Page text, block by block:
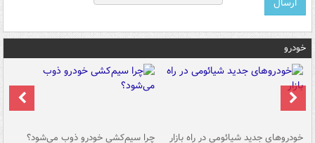
خودرو
خودروهای جدید شیائومی در راه بازار چرا سیم‌کشی خودرو ذوب می‌شود؟